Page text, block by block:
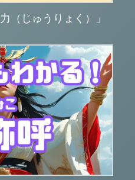
（じゅうりょく）」